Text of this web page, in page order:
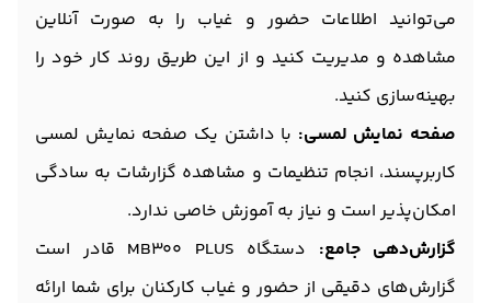
می‌توانید اطلاعات حضور و غیاب را به صورت آنلاین
مشاهده و مدیریت کنید و از این طریق روند کار خود را
بهینه‌سازی کنید.
صفحه نمایش لمسی: با داشتن یک صفحه نمایش لمسی
کاربرپسند، انجام تنظیمات و مشاهده گزارشات به سادگی
امکان‌پذیر است و نیاز به آموزش خاصی ندارد.
گزارش‌دهی جامع:
دستگاه MB300 PLUS قادر است
گزارش‌های دقیقی از حضور و غیاب کارکنان برای شما ارائه